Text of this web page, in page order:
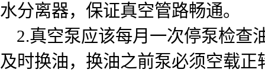
水分离器，保证真空管路畅通。
2.真空泵应该每月一次停泵检查
及时换油，换油之前泵必须空载